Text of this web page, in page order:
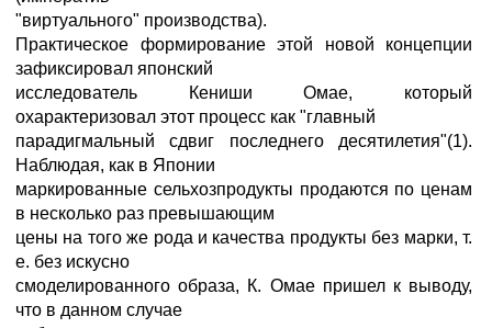
"виртуального" производства).
Практическое формирование этой новой концепции
зафиксировал японский
исследователь Кениши Омае, который
охарактеризовал этот процесс как "главный
парадигмальный сдвиг последнего десятилетия"(1).
Наблюдая, как в Японии
маркированные сельхозпродукты продаются по ценам
в несколько раз превышающим
цены на того же рода и качества продукты без марки, т.
е. без искусно
смоделированного образа, К. Омае пришел к выводу,
что в данном случае